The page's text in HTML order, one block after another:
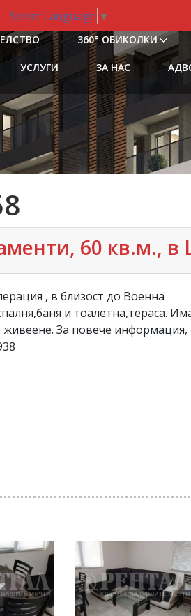
Select Language ▼
360° ОБИКОЛКИ
УСЛУГИ ЗА НАС
60 кв.м., в
, в близост до Военна
и тоалетна,тераса.
За повече информация,